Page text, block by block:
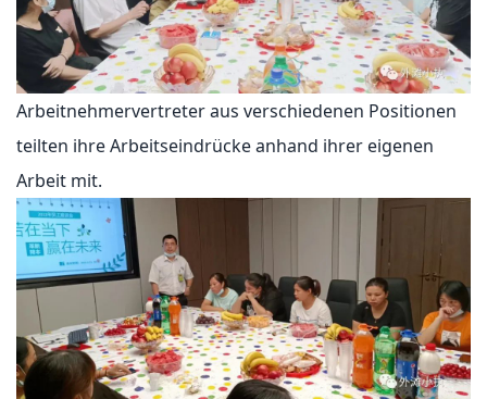
Arbeitnehmervertreter aus verschiedenen Positionen
teilten ihre Arbeitseindrücke anhand ihrer eigenen
Arbeit mit.